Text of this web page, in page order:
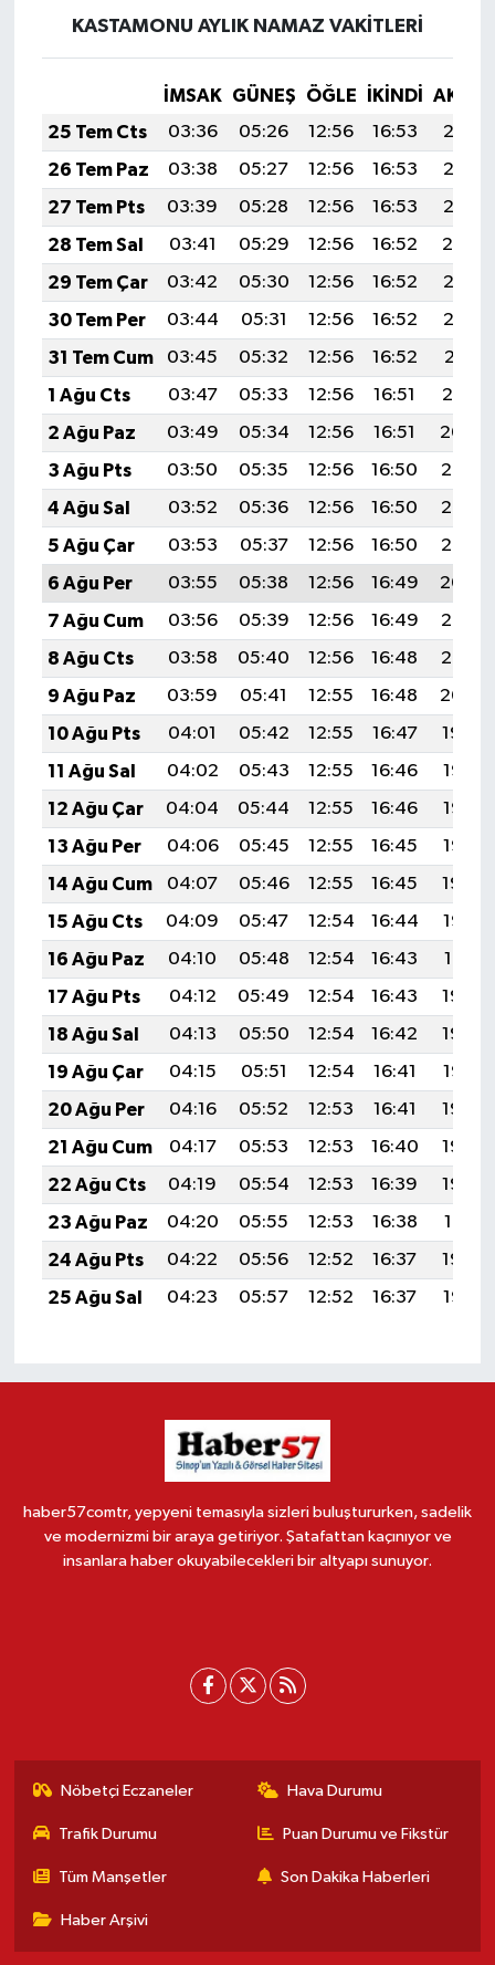
KASTAMONU AYLIK NAMAZ VAKITLERI
İMSAK GÜNEŞ ÖĞLE İKINDI
25 Tem Cts
03:36 05:26 12:56 16:53
20:17
26 Tem Paz
03:38 05:27 12:56 16:53
20:16
27 Tem Pts
03:39 05:28 12:56 16:53
20:15
28 Tem Sal
03:41 05:29 12:56 16:52
20:14
29 Tem Çar
03:42 05:30 12:56 16:52
20:13
30 Tem Per
03:44 05:31 12:56 16:52
20:12
31 Tem Cum
03:45 05:32 12:56 16:52
20:11
1 Ağu Cts
03:47 05:33 12:56 16:51
20:10
2 Ağu Paz
03:49 05:34 12:56 16:51
20:09
3 Ağu Pts
03:50 05:35 12:56 16:50
20:08
4 Ağu Sal
03:52 05:36 12:56 16:50
20:07
5 Ağu Çar
03:53 05:37 12:56 16:50
20:05
6 Ağu Per
03:55 05:38 12:56 16:49
20:04
7 Ağu Cum
03:56 05:39 12:56 16:49
20:03
8 Ağu Cts
03:58 05:40 12:56 16:48
20:02
9 Ağu Paz
03:59 05:41 12:55 16:48
20:00
10 Ağu Pts
04:01 05:42 12:55 16:47
19:59
11 Ağu Sal
04:02 05:43 12:55 16:46
19:58
12 Ağu Çar
04:04 05:44 12:55 16:46
19:57
13 Ağu Per
04:06 05:45 12:55 16:45
19:55
14 Ağu Cum
04:07 05:46 12:55 16:45
19:54
15 Ağu Cts
04:09 05:47 12:54 16:44
19:52
16 Ağu Paz
04:10 05:48 12:54 16:43
19:51
17 Ağu Pts
04:12 05:49 12:54 16:43
19:50
18 Ağu Sal
04:13 05:50 12:54 16:42
19:48
19 Ağu Çar
04:15 05:51 12:54 16:41
19:47
20 Ağu Per
04:16 05:52 12:53 16:41
19:45
21 Ağu Cum
04:17 05:53 12:53 16:40
19:44
22 Ağu Cts
04:19 05:54 12:53 16:39
19:42
23 Ağu Paz
04:20 05:55 12:53 16:38
19:41
24 Ağu Pts
04:22 05:56 12:52 16:37
19:39
25 Ağu Sal
04:23 05:57 12:52 16:37 19:38
haber57comtr, yepyeni temasıyla sizleri buluştururken, sadelik
ve modernizmi bir araya getiriyor. Şatafattan kaçınıyor ve
insanlara haber okuyabilecekleri bir altyapı sunuyor.
Nöbetçi Eczaneler Hava Durumu
Trafik Durumu Puan Durumu ve Fikstür
Tüm Manşetler Son Dakika Haberleri
Haber Arşivi